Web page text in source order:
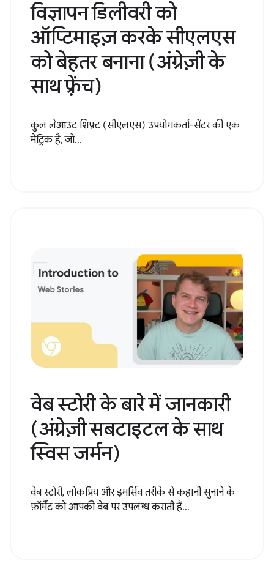
विज्ञापन डिलीवरी को
ऑप्टिमाइज़ करके सीएलएस
को बेहतर बनाना (अंग्रेज़ी के
साथ फ़्रेंच)
कुल लेआउट शिफ़्ट (सीएलएस) उपयोगकर्ता-सेंटर की एक
मेट्रिक है, जो...
वेब स्टोरी के बारे में जानकारी
(अंग्रेज़ी सबटाइटल के साथ
स्विस जर्मन)
वेब स्टोरी, लोकप्रिय और इमर्सिव तरीके से कहानी सुनाने के
फ़ॉर्मैट को आपकी वेब पर उपलब्ध कराती हैं...